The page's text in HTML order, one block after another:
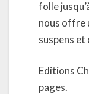
folle
nous offre
suspens et
Editions
pages.